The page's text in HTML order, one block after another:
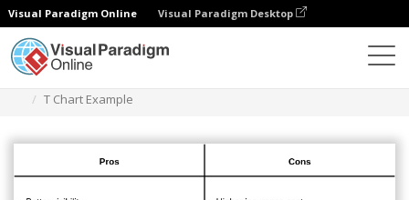
Visual Paradigm Online Visual Paradigm Desktop
T Chart Example